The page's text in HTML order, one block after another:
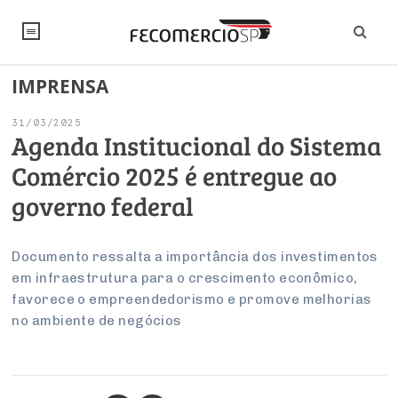
NOTÍCIAS
Artigos
Institucional
PROJETOS ESPECIAIS:
UM BRASIL
Economia
Pesquisas
Internacional
Modernização do Estado
Legislação
Trabalho
Empresas
Arbitragem e Mediação
Negócios
Varejo
Serviços
Sustentabilidade
SINDICATOS
PESQUISAS
FALE CONOSCO
INSTITUCIONAL
Sobre
Negociações Coletivas
CONSELHOS
IMPRENSA
31/03/2025
Agenda Institucional do Sistema
Comércio 2025 é entregue ao
governo federal
Documento ressalta a importância dos investimentos
em infraestrutura para o crescimento econômico,
favorece o empreendedorismo e promove melhorias
no ambiente de negócios